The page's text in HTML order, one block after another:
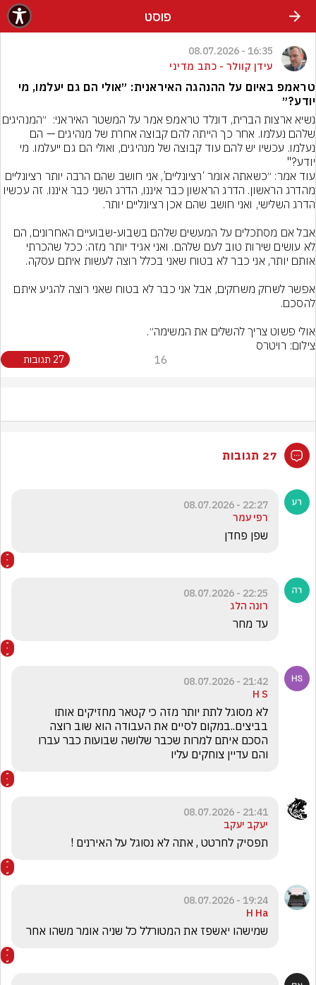
פוסט
16:35 - 08.07.2026
עידן קוולר - כתב מדיני
טראמפ באיום על ההנהגה האיראנית: ״אולי הם גם יעלמו, מי
יודע?״
יודע?"
אולי פשוט צריך להשלים את המשימה״.
צילום: רויטרס
16 27 תגובות
27 תגובות
22:27 - 08.07.2026
רפי עמר
שפן פחדן
22:25 - 08.07.2026
רונה הלג
עד מחר
21:42 - 08.07.2026
H S
והם עדיין צוחקים עליו
21:41 - 08.07.2026
יעקב יעקב
תפסיק לחרטט , אתה לא נסוגל על האירנים !
19:24 - 08.07.2026
H Ha
שמישהו יאשפז את המטורלל כל שניה אומר משהו אחר